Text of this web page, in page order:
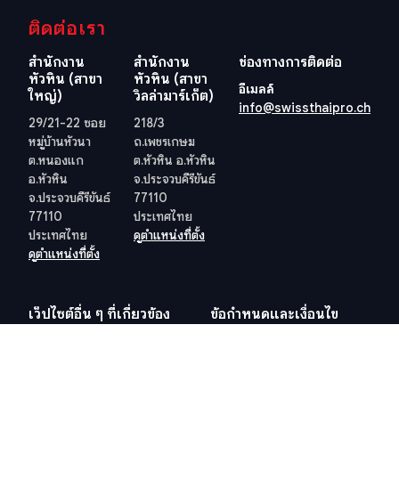
ติดต่อเรา
สำนักงาน
หัวหิน (สาขา
ใหญ่)
29/21-22 ซอย
หมู่บ้านหัวนา
ต.หนองแก
อ.หัวหิน
จ.ประจวบคีรีขันธ์
77110
ประเทศไทย
ดูตำแหน่งที่ตั้ง
สำนักงาน
หัวหิน (สาขา
วิลล่ามาร์เก็ต)
218/3
ถ.เพชรเกษม
ต.หัวหิน อ.หัวหิน
จ.ประจวบคีรีขันธ์
77110
ประเทศไทย
ดูตำแหน่งที่ตั้ง
ช่องทางการติดต่อ
อีเมลล์
info@swissthaipro.ch
เว็ปไซต์อื่น ๆ ที่เกี่ยวข้อง ข้อกำหนดและเงื่อนไข